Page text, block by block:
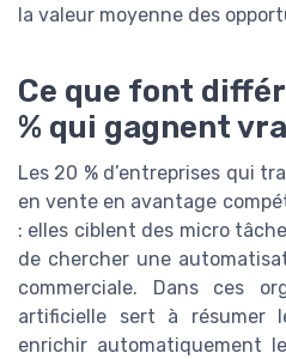
la valeur moyenne des
Ce que font
% qui gagnent
Les 20 % d’entreprises qui
en vente en avantage
: elles ciblent des micro
de chercher une
commerciale. Dans ces
artificielle sert à résumer
enrichir automatiquement